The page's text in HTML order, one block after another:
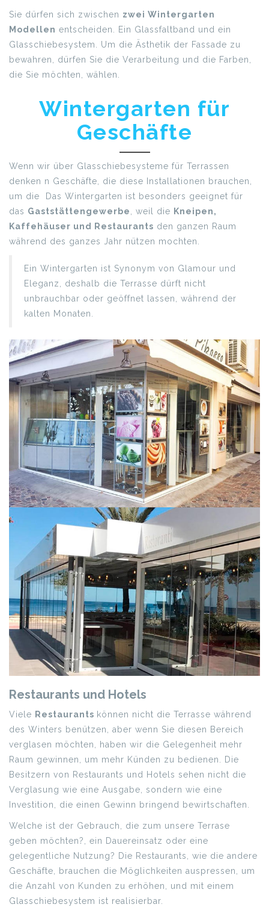
Sie dürfen sich zwischen zwei Wintergarten
Modellen entscheiden. Ein Glassfaltband und ein
Glasschiebesystem. Um die Ästhetik der Fassade zu
bewahren, dürfen Sie die Verarbeitung und die Farben,
die Sie möchten, wählen.
Wintergarten für
Geschäfte
Wenn wir über Glasschiebesysteme für Terrassen
denken n Geschäfte, die diese Installationen brauchen,
um die Das Wintergarten ist besonders geeignet für
das Gaststättengewerbe , weil die Kneipen,
Kaffehäuser und Restaurants den ganzen Raum
während des ganzes Jahr nützen mochten.
Ein Wintergarten ist Synonym von Glamour und
Eleganz, deshalb die Terrasse dürft nicht
unbrauchbar oder geöffnet lassen, während der
kalten Monaten.
Restaurants und Hotels
Viele Restaurants können nicht die Terrasse während
des Winters benützen, aber wenn Sie diesen Bereich
verglasen möchten, haben wir die Gelegenheit mehr
Raum gewinnen, um mehr Künden zu bedienen. Die
Besitzern von Restaurants und Hotels sehen nicht die
Verglasung wie eine Ausgabe, sondern wie eine
Investition, die einen Gewinn bringend bewirtschaften.
Welche ist der Gebrauch, die zum unsere Terrase
geben möchten?, ein Dauereinsatz oder eine
gelegentliche Nutzung? Die Restaurants, wie die andere
Geschäfte, brauchen die Möglichkeiten auspressen, um
die Anzahl von Kunden zu erhöhen, und mit einem
Glasschiebesystem ist realisierbar.